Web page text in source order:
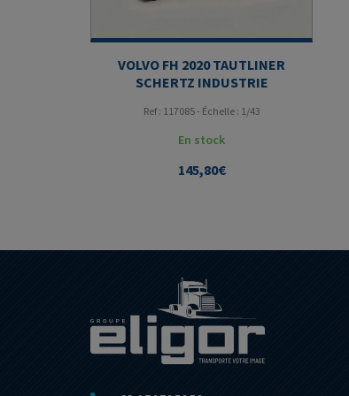
VOLVO FH 2020 TAUTLINER
SCHERTZ INDUSTRIE
Ref : 117085 - Échelle : 1/43
En stock
145,80€